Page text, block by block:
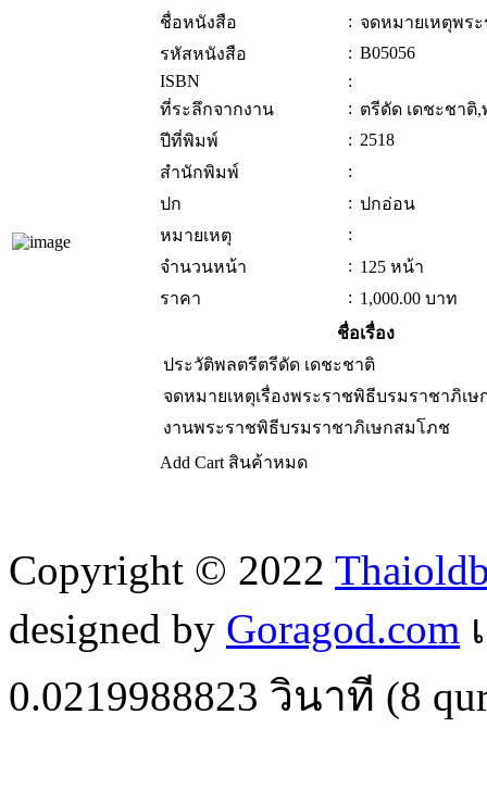
ชื่อหนังสือ : จดหมายเหตุพร
รหัสหนังสือ
: B05056
ISBN
:
ที่ระลึกจากงาน
: ตรีดัด เดชะชาติ
ปีที่พิมพ์
: 2518
สำนักพิมพ์
:
ปก
: ปกอ่อน
หมายเหตุ
:
จำนวนหน้า
: 125 หน้า
ราคา
: 1,000.00 บาท
ชื่อเรื่อง
ประวัติพลตรีตรีดัด เดชะชาติ
จดหมายเหตุเรื่องพระราชพิธีบรมราชาภิเษ
งานพระราชพิธีบรมราชาภิเษกสมโภช
Add Cart สินค้าหมด
Copyright © 2022
designed by Goragod.com
0.0219988823 วินาที (8